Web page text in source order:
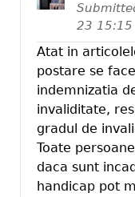
23 15:15
Atat in
postare se
indemnizatia
invaliditate,
gradul de
Toate
daca sunt
handicap pot